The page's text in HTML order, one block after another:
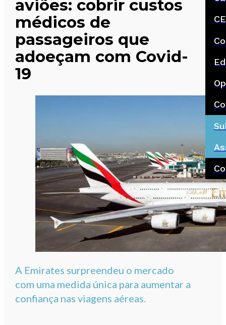
aviões: cobrir custos
médicos de
passageiros que
adoeçam com Covid-
19
A Emirates surpreendeu o mercado
com uma medida única para aumentar a
confiança nas viagens aéreas.